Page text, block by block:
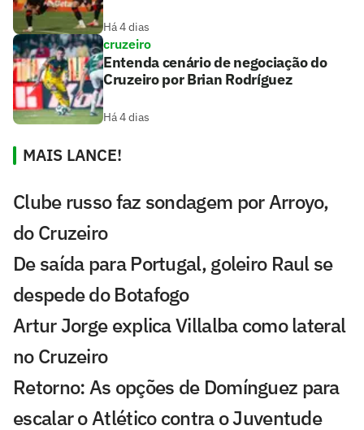
Há 4 dias
cruzeiro
Entenda cenário de negociação do
Cruzeiro por Brian Rodríguez
Há 4 dias
MAIS LANCE!
Clube russo faz sondagem por Arroyo,
do Cruzeiro
De saída para Portugal, goleiro Raul se
despede do Botafogo
Artur Jorge explica Villalba como lateral
no Cruzeiro
Retorno: As opções de Domínguez para
escalar o Atlético contra o Juventude